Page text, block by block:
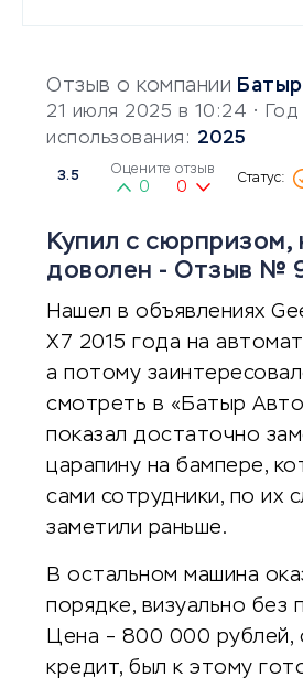
Отзыв о компании
21 июля 2025 в 10:24 • Год
использования: 2025
3.5 Оцените отзыв
0 0
Купил с сюрпризом,
доволен - Отзыв №
Нашел в объявлениях
X7 2015 года на
а потому
смотреть в «Батыр
показал достаточно
царапину на бампере,
сами сотрудники, по их
заметили раньше.
В остальном машина
порядке, визуально без
Цена – 800 000 рублей,
кредит, был к этому